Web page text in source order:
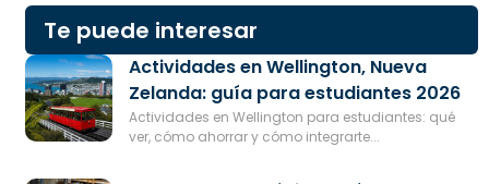
Te puede interesar
Actividades en Wellington, Nueva
Zelanda: guía para estudiantes 2026
Actividades en Wellington para estudiantes: qué
ver, cómo ahorrar y cómo integrarte...